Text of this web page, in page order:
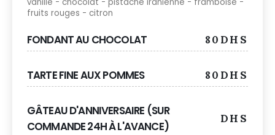
vanille - chocolat - pistache iranienne - framboise -
fruits rouges - citron
FONDANT AU CHOCOLAT 80DHS
TARTE FINE AUX POMMES 80DHS
GÂTEAU D'ANNIVERSAIRE (SUR
COMMANDE 24H À L'AVANCE)
DHS